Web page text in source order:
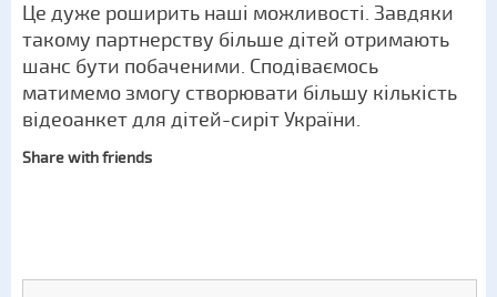
Це дуже роширить наші можливості. Завдяки
такому партнерству більше дітей отримають
шанс бути побаченими. Сподіваємось
матимемо змогу створювати більшу кількість
відеоанкет для дітей-сиріт України.
Share with friends